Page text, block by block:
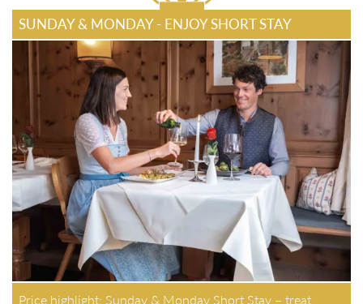
SUNDAY & MONDAY - ENJOY SHORT STAY